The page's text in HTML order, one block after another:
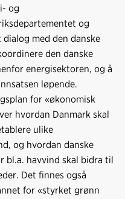
og
og
med den danske
den danske
energisektoren, og å
løpende.
for «økonomisk
hvordan Danmark skal
ulike
og hvordan danske
bl.a. havvind skal bidra til
Det finnes også
for «styrket grønn